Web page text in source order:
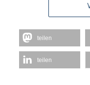
teilen
teilen